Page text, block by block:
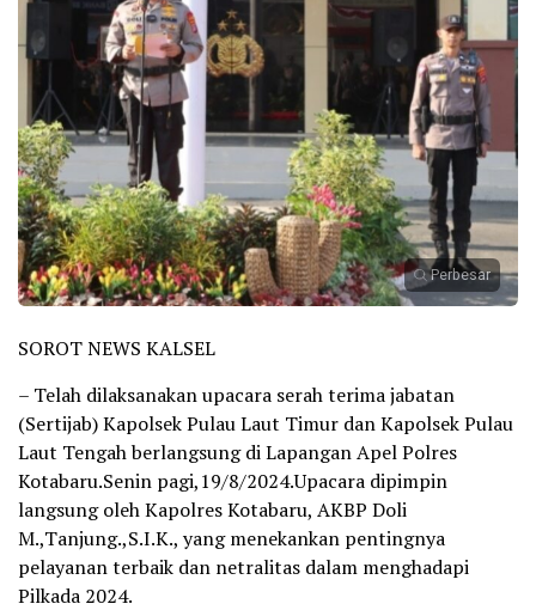
Perbesar
SOROT NEWS KALSEL
– Telah dilaksanakan upacara serah terima jabatan
(Sertijab) Kapolsek Pulau Laut Timur dan Kapolsek Pulau
Laut Tengah berlangsung di Lapangan Apel Polres
Kotabaru.Senin pagi,19/8/2024.Upacara dipimpin
langsung oleh Kapolres Kotabaru, AKBP Doli
M.,Tanjung.,S.I.K., yang menekankan pentingnya
pelayanan terbaik dan netralitas dalam menghadapi
Pilkada 2024.